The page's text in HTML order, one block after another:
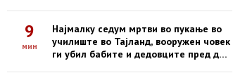
9
мин
Најмалку седум мртви во пукање во
училиште во Тајланд, вооружен човек
ги убил бабите и дедовците пред да